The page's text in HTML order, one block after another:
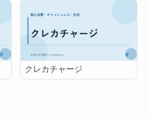
クレカチャージ